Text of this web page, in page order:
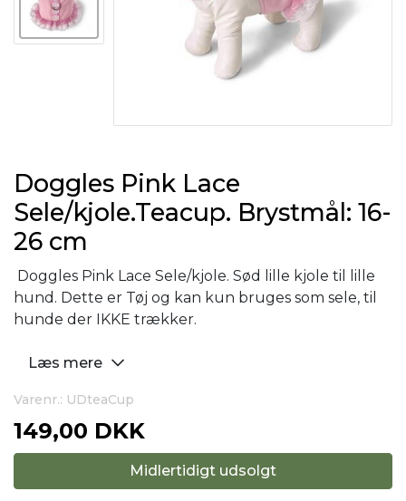
Doggles Pink Lace
Sele/kjole.Teacup. Brystmål: 16-
26 cm
Doggles Pink Lace Sele/kjole. Sød lille kjole til lille
hund. Dette er Tøj og kan kun bruges som sele, til
hunde der IKKE trækker.
Læs mere
Varenr.: UDteaCup
149,00 DKK
Midlertidigt udsolgt